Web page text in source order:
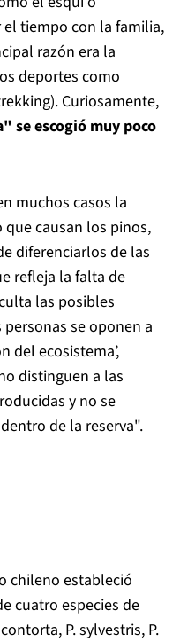
tiempo con la familia,
razón era la
deportes como
Curiosamente,
se escogió muy poco
muchos casos la
causan los pinos,
diferenciarlos de las
refleja la falta de
las posibles
se oponen a
del ecosistema’,
distinguen a las
y no se
de la reserva".
chileno estableció
cuatro especies de
P. sylvestris, P.